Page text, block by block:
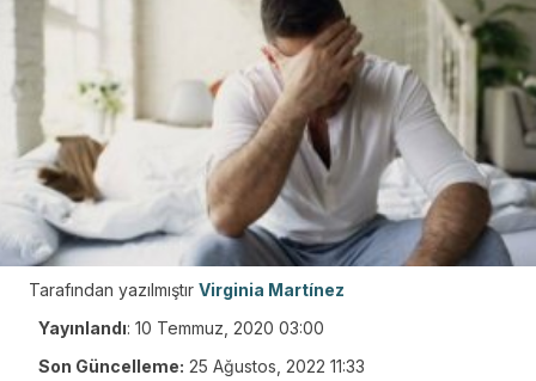
Tarafından yazılmıştır Virginia Martínez
Yayınlandı: 10 Temmuz, 2020 03:00
Son Güncelleme: 25 Ağustos, 2022 11:33